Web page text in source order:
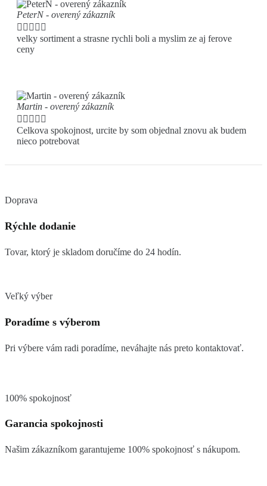
PeterN - overený zákazník
    
velky sortiment a strasne rychli boli a myslim ze aj ferove
ceny
Martin - overený zákazník
    
Celkova spokojnost, urcite by som objednal znovu ak budem
nieco potrebovat
Doprava
Rýchle dodanie
Tovar, ktorý je skladom doručíme do 24 hodín.
Veľký výber
Poradíme s výberom
Pri výbere vám radi poradíme, neváhajte nás preto kontaktovať.
100% spokojnosť
Garancia spokojnosti
Našim zákazníkom garantujeme 100% spokojnosť s nákupom.